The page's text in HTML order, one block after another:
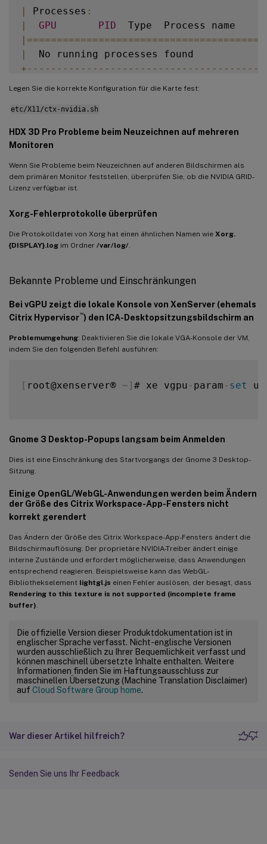
|
Processes :
|
GPU PID
Type  Process name
|========================================
|
No running
+ -- -- -- -- -- -- -- -- -- -- -- -- -- -- -- -- -- -- -- --
Legen Sie die korrekte Konfiguration für die Karte fest:
etc/X11/ctx-nvidia.sh
HDX 3D Pro Probleme beim Neuzeichnen auf mehreren
Monitoren
Wenn Sie Probleme beim Neuzeichnen auf anderen Bildschirmen als
dem primären Monitor feststellen, überprüfen Sie, ob die NVIDIA GRID-
Lizenz verfügbar ist.
Xorg-Fehlerprotokolle überprüfen
Die Protokolldatei von Xorg hat einen ähnlichen Namen wie Xorg.
{DISPLAY}.log im Ordner /var/log/
Bekannte Probleme und Einschränkungen
Bei vGPU zeigt die lokale Konsole von XenServer (ehemals
Citrix Hypervisor™) den ICA-Desktopsitzungsbildschirm an
Problemumgehung: Deaktivieren Sie die lokale VGA-Konsole der VM,
indem Sie den folgenden Befehl ausführen:
[ root@xenserver® ~ ] # xe vgpu - param - set
Gnome 3 Desktop-Popups langsam beim Anmelden
Dies ist eine Einschränkung des Startvorgangs der Gnome 3 Desktop-
Sitzung.
Einige OpenGL/WebGL-Anwendungen werden beim Ändern
der Größe des Citrix Workspace-App-Fensters nicht
korrekt gerendert
Das Ändern der Größe des Citrix Workspace-App-Fensters ändert die
Bildschirmauflösung. Der proprietäre NVIDIA-Treiber ändert einige
interne Zustände und erfordert möglicherweise, dass Anwendungen
entsprechend reagieren. Beispielsweise kann das WebGL-
Bibliothekselement lightgl.js einen Fehler auslösen, der besagt, dass
Rendering to this texture is not supported (incomplete frame
buffer)
Die offizielle Version dieser Produktdokumentation ist in
englischer Sprache verfasst. Nicht-englische Versionen
wurden ausschließlich zu Ihrer Bequemlichkeit verfasst und
können maschinell übersetzte Inhalte enthalten. Weitere
Informationen finden Sie im Haftungsausschluss zur
maschinellen Übersetzung (Machine Translation Disclaimer)
auf Cloud Software Group home.
War dieser Artikel hilfreich?
Senden Sie uns Ihr Feedback